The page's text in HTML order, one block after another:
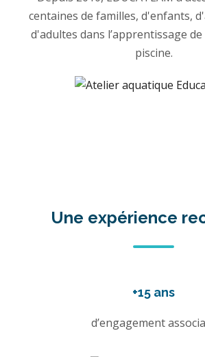
centaines de familles, d'enfants,
d'adultes dans l’apprentissage
piscine.
Une expérience
+15 ans
d’engagement